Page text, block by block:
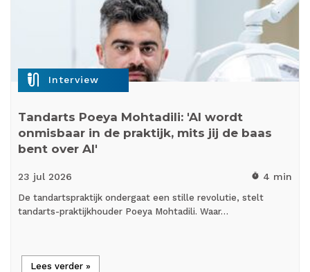
mic_external_on Interview
Tandarts Poeya Mohtadili: 'AI wordt
onmisbaar in de praktijk, mits jij de baas
bent over AI'
23 jul 2026 timer 4 min
De tandartspraktijk ondergaat een stille revolutie, stelt
tandarts-praktijkhouder Poeya Mohtadili. Waar…
Lees verder »